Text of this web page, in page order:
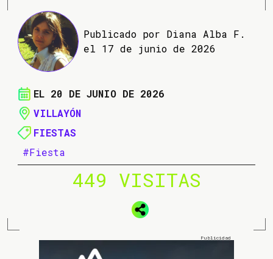
Publicado por Diana Alba F.
el 17 de junio de 2026
EL 20 DE JUNIO DE 2026
VILLAYÓN
FIESTAS
#Fiesta
449 VISITAS